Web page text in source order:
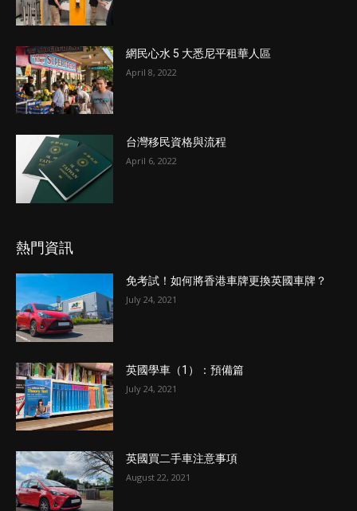
網民心水 5 大悉尼平租華人區
April 8, 2022
台灣移民資格與流程
April 6, 2022
熱門資訊
免考試！如何將香港車牌更換英國車牌？
July 24, 2021
英國學車（1）：預備篇
July 24, 2021
英國買二手車注意事項
August 22, 2021